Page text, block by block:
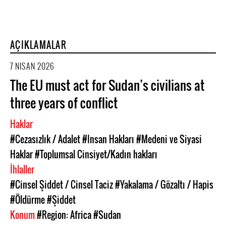
AÇIKLAMALAR
7 NISAN 2026
The EU must act for Sudan’s civilians at
three years of conflict
Haklar
#Cezasızlık / Adalet#Insan Hakları#Medeni ve Siyasi
Haklar#Toplumsal Cinsiyet/Kadın hakları
İhlaller
#Cinsel Şiddet / Cinsel Taciz#Yakalama / Gözaltı / Hapis
#Öldürme#Şiddet
Konum#Region: Africa#Sudan